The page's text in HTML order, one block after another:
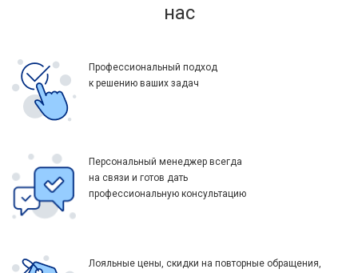
нас
Профессиональный подход
к решению ваших задач
Персональный менеджер всегда
на связи и готов дать
профессиональную консультацию
Лояльные цены, скидки на повторные обращения,